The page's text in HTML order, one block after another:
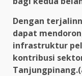
Dengan
dapat
infrastruktur
kontribusi